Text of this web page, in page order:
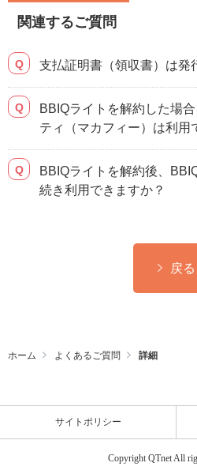
関連するご質問
支払証明書（領収書）は発
BBIQライトを解約した場
ティ（マカフィー）は利用
BBIQライトを解約後、
続き利用できますか？
戻る
ホーム よくあるご質問 詳細
サイトポリシー
Copyright QTnet All